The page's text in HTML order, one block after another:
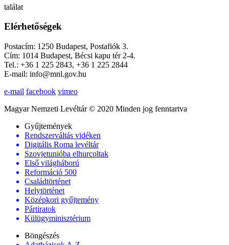
találat
Elérhetőségek
Postacím: 1250 Budapest, Postafiók 3.
Cím: 1014 Budapest, Bécsi kapu tér 2-4.
Tel.: +36 1 225 2843, +36 1 225 2844
E-mail: info@mnl.gov.hu
e-mail facebook vimeo
Magyar Nemzeti Levéltár © 2020 Minden jog fenntartva
Gyűjtemények
Rendszerváltás vidéken
Digitális Roma levéltár
Szovjetunióba elhurcoltak
Első világháború
Reformáció 500
Családtörténet
Helytörténet
Középkori gyűjtemény
Pártiratok
Külügyminisztérium
Böngészés